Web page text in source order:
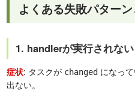
よくある失敗パター
1. handlerが実行されない
症状: タスクが changed になっ
出ない。